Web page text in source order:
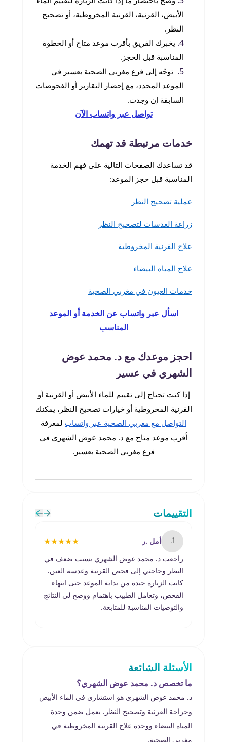
الأبيض، القرنية، القرنية المخروطية، أو تصحيح
النظر.
يخبرك الفريق بأقرب موعد متاح أو الخطوة
المناسبة قبل الحجز.
توجّه إلى فرع مغربي الصحية بعسير في
الموعد المحدد، مع إحضار التقارير أو الفحوصات
السابقة إن وجدت.
تواصل عبر واتساب الآن
خدمات مرتبطة قد تهمك
قد تساعدك الصفحات التالية على فهم الخدمة
المناسبة قبل حجز الموعد:
عملية تصحيح النظر
زراعة العدسات لتصحيح النظر
علاج القرنية المخروطية
علاج المياه البيضاء
خدمات العيون في مغربي الصحية
اسأل عبر واتساب عن الخدمة أو الموعد
المناسب
احجز موعدك مع د. محمد عوض
الشهري في عسير
إذا كنت تحتاج إلى تقييم للماء الأبيض أو القرنية أو
القرنية المخروطية أو خيارات تصحيح النظر، يمكنك
التواصل مع مغربي الصحية عبر واتساب لمعرفة
أقرب موعد متاح مع د. محمد عوض الشهري في
فرع مغربي الصحية بعسير.
التقييمات
أ. أمل .ر ★
★
★
★
★
راجعت د. محمد عوض الشهري بسبب ضعف في
النظر وحاجتي إلى فحص القرنية وعدسة العين.
كانت الزيارة جيدة من بداية الموعد حتى انتهاء
الفحص، وتعامل الطبيب باهتمام ووضح لي النتائج
والتوصيات المناسبة للمتابعة.
الأسئلة الشائعة
ما تخصص د. محمد عوض الشهري؟
د. محمد عوض الشهري هو استشاري في الماء الأبيض
وجراحة القرنية وتصحيح النظر. يعمل ضمن وحدة
المياه البيضاء ووحدة علاج القرنية المخروطية في
مغربي الصحية.